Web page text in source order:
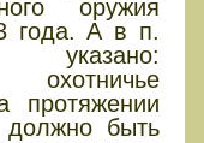
оружия
года. А в п.
протяжении
быть